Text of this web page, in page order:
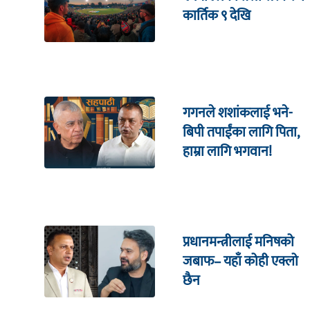
कार्तिक ९ देखि
गगनले शशांकलाई भने-
बिपी तपाईंका लागि पिता,
हाम्रा लागि भगवान!
प्रधानमन्त्रीलाई मनिषको
जबाफ– यहाँ कोही एक्लो
छैन